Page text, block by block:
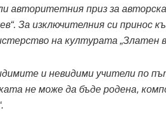
авторитетния приз за
За изключителния си принос
на културата „Златен
и невидими учители по
не може да бъде родена,